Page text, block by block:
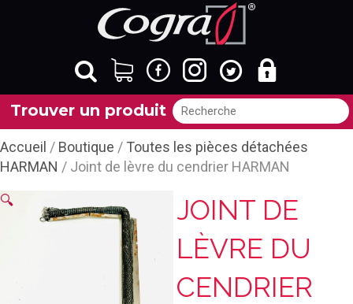
Trouver un produit
Accueil / Boutique / Toutes les pièces détachées
HARMAN / Joint de lèvre du cendrier HARMAN
🔍
JOINT DE
LÈVRE DU
CENDRIER